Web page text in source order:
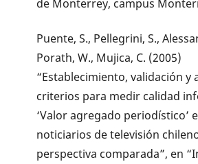
de Monterrey, campus
Puente, S., Pellegrini, S.,
Porath, W., Mujica, C. (2005)
“Establecimiento, validación y
criterios para medir calidad
‘Valor agregado periodístico’
noticiarios de televisión
perspectiva comparada”, en